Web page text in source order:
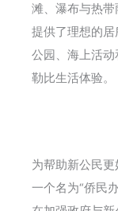
滩、瀑布与热
提供了理想的
公园、海上活
勒比生活体验。
为帮助新公民
一个名为“侨民